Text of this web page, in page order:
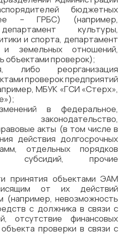
бюджетных
– ГРБС) (например,
культуры,
и спорта, департамент
и земельных отношений,
объектами проверок);
либо реорганизация
проверок предприятий
МБУК «ГСИ «Стерх»,
в федеральное,
законодательство,
акты (в том числе в
действия долгосрочных
отдельных порядков
субсидий, прочие
принятия объектами ЭАМ
от их действий
(например, невозможность
с должника в связи с
отсутствие финансовых
проверки в связи с